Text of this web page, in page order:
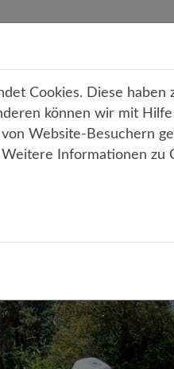
Cookies. Diese
können wir mit
Website-Besuchern
Informationen zu